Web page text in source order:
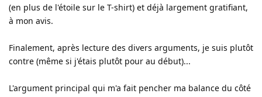
(en plus de l'étoile sur le T-shirt) et déjà largement gratifiant,
à mon avis.
Finalement, après lecture des divers arguments, je suis plutôt
contre (même si j'étais plutôt pour au début)...
L'argument principal qui m'a fait pencher ma balance du côté